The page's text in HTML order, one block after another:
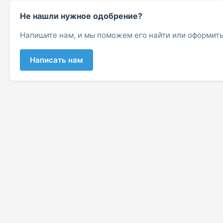
Не нашли нужное одобрение?
Напишите нам, и мы поможем его найти или
Написать нам